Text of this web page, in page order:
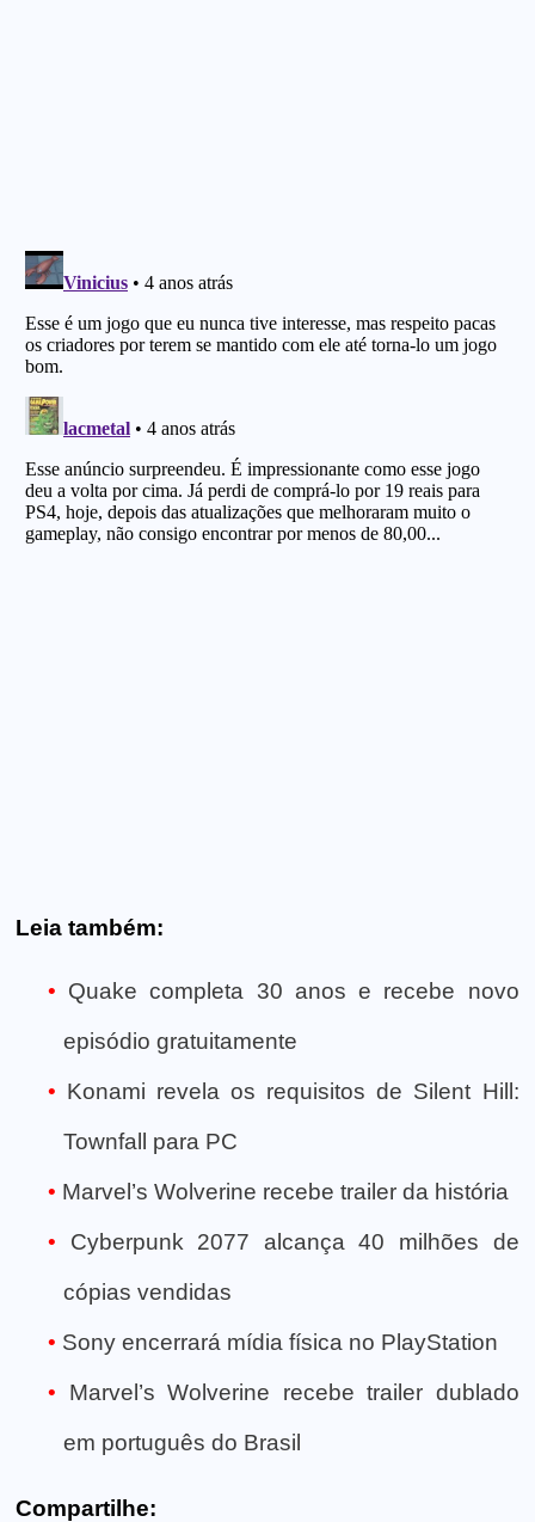
Leia também:
Quake completa 30 anos e recebe novo
episódio gratuitamente
Konami revela os requisitos de Silent Hill:
Townfall para PC
Marvel’s Wolverine recebe trailer da história
Cyberpunk 2077 alcança 40 milhões de
cópias vendidas
Sony encerrará mídia física no PlayStation
Marvel’s Wolverine recebe trailer dublado
em português do Brasil
Compartilhe: